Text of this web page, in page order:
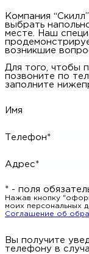
Компания
выбрать
месте. Наш
возникшие
Для того, чтобы
позвоните по
заполните
Имя
Телефон*
Адрес*
* - поля
Нажав кнопку
моих персональных
Соглашение об
Вы получите
телефону в